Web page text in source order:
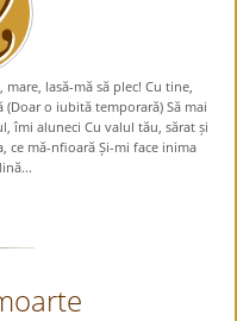
mare, lasă-mă să plec! Cu tine,
o iubită temporară) Să mai
îmi aluneci Cu valul tău, sărat și
ce mă-nfioară Și-mi face inima